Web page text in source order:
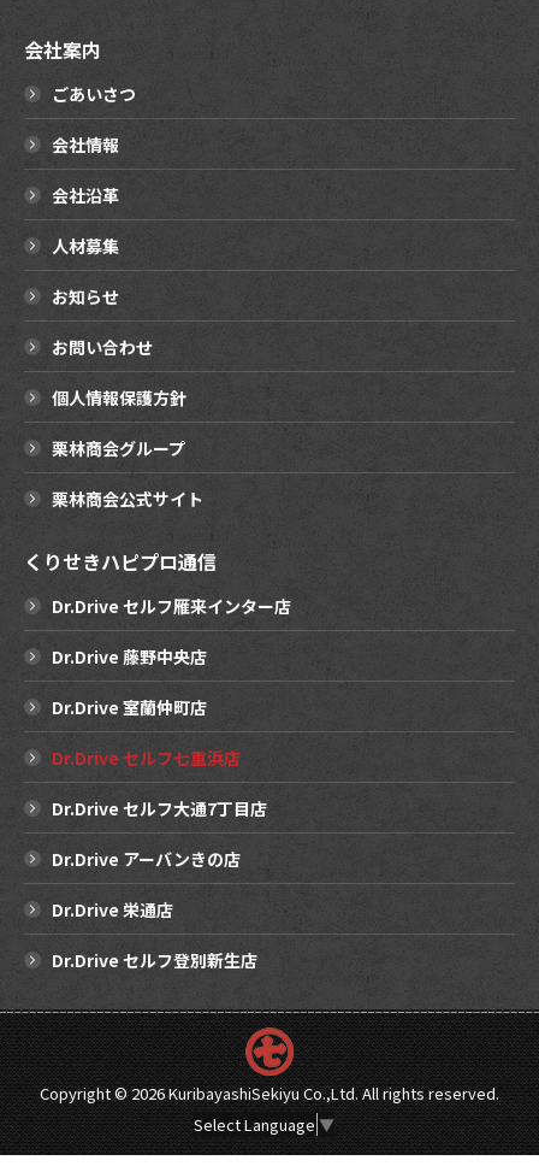
会社案内
ごあいさつ
会社情報
会社沿革
人材募集
お知らせ
お問い合わせ
個人情報保護方針
栗林商会グループ
栗林商会公式サイト
くりせきハピプロ通信
Dr.Drive セルフ雁来インター店
Dr.Drive 藤野中央店
Dr.Drive 室蘭仲町店
Dr.Drive セルフ七重浜店
Dr.Drive セルフ大通7丁目店
Dr.Drive アーバンきの店
Dr.Drive 栄通店
Dr.Drive セルフ登別新生店
Copyright ©2026 KuribayashiSekiyu Co.,Ltd. All rights reserved.
Select Language ▼